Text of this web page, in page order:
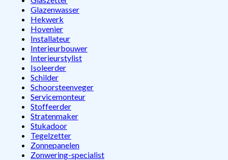
Glazenwasser
Hekwerk
Hovenier
Installateur
Interieurbouwer
Interieurstylist
Isoleerder
Schilder
Schoorsteenveger
Servicemonteur
Stoffeerder
Stratenmaker
Stukadoor
Tegelzetter
Zonnepanelen
Zonwering-specialist